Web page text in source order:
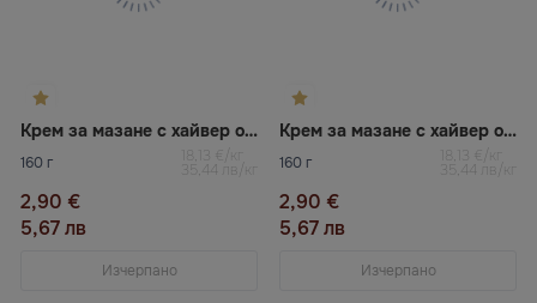
Крем за мазане с хайвер от атлантически видове риби с краб VELADIS
160 г 18,13 €/кг
35,44 лв/кг
2,90 €
5,67 лв
Изчерпано
Крем за мазане с хайвер от атлантически видове риби с пушена сьомга VELADIS
160 г 18,13 €/кг
35,44 лв/кг
2,90 €
5,67 лв
Изчерпано